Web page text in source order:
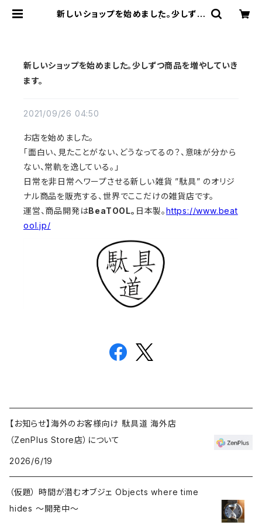
新しいショップを始めました。少しずつ
新しいショップを始めました。少しずつ商品を増やしていき
ます。
2021/09/26 04:50
お店を始めました。
「面白い、見たことがない、どうなってるの？、意味が分から
ない、常軌を逸している。」
日常を非日常へワープさせる新しい雑貨 ”駄具” のオリジ
ナル商品を販売する、世界でここだけの雑貨店です。
運営、商品開発はBeaTOOL。 日本製。https://www.beat
ool.jp/
【お知らせ】海外のお客様向け 駄具道 海外店
（ZenPlus Store店）について
2026/6/19
（仮題） 時間が潜むオブジェ Objects where time
hides ～開発中～